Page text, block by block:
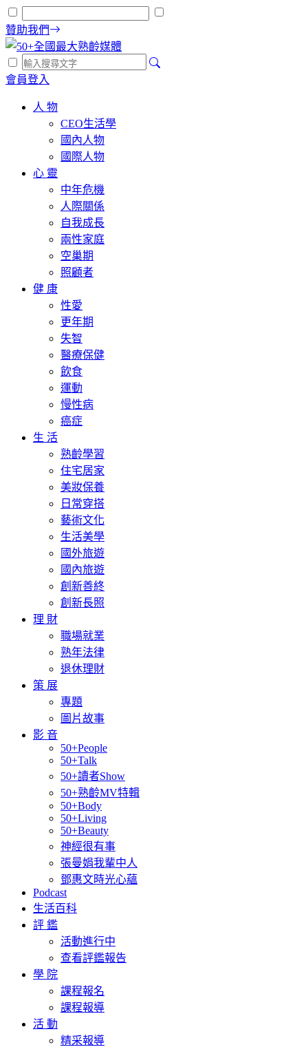
贊助我們
會員登入
人 物
CEO生活學
國內人物
國際人物
心 靈
中年危機
人際關係
自我成長
兩性家庭
空巢期
照顧者
健 康
性愛
更年期
失智
醫療保健
飲食
運動
慢性病
癌症
生 活
熟齡學習
住宅居家
美妝保養
日常穿搭
藝術文化
生活美學
國外旅遊
國內旅遊
創新善終
創新長照
理 財
職場就業
熟年法律
退休理財
策 展
專題
圖片故事
影 音
50+People
50+Talk
50+讀者Show
50+熟齡MV特輯
50+Body
50+Living
50+Beauty
神經很有事
張曼娟我輩中人
鄧惠文時光心蘊
Podcast
生活百科
評 鑑
活動進行中
查看評鑑報告
學 院
課程報名
課程報導
活 動
精采報導